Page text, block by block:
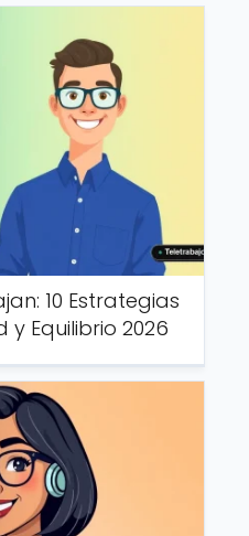
10 Estrategias
Equilibrio 2026